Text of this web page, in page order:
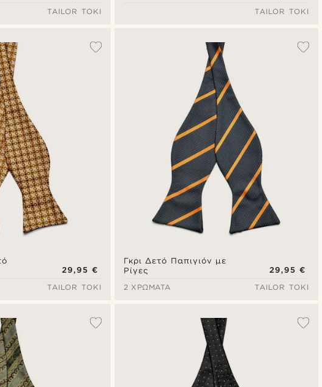
TAILOR TOKI
TAILOR TOKI
29,95 €
TAILOR TOKI
Γκρι Δετό Παπιγιόν με
Ρίγες
29,95 €
2 ΧΡΏΜΑΤΑ
TAILOR TOKI